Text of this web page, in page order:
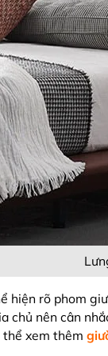
hiện rõ phom
chủ nên cân
thể xem thêm